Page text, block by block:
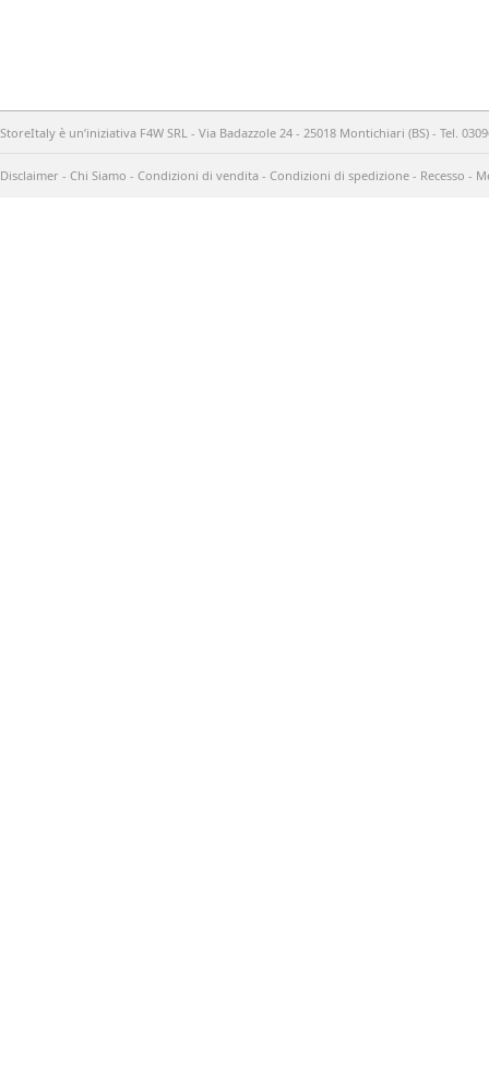
StoreItaly è un’iniziativa F4W SRL - Via Badazzole 24 - 25018 Montichiari (BS) - Tel.
Disclaimer - Chi Siamo - Condizioni di vendita - Condizioni di spedizione - Recesso -